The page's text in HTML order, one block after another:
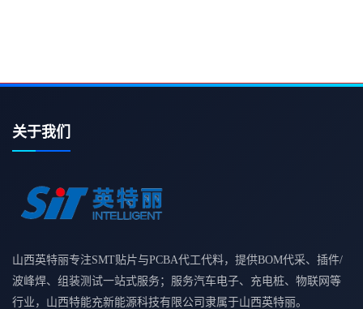
关于我们
山西英特丽专注SMT贴片与PCBA代工代料，提供BOM代采、插件/
波峰焊、组装测试一站式服务；服务汽车电子、充电桩、物联网等
行业，山西特能充新能源科技有限公司隶属于山西英特丽。